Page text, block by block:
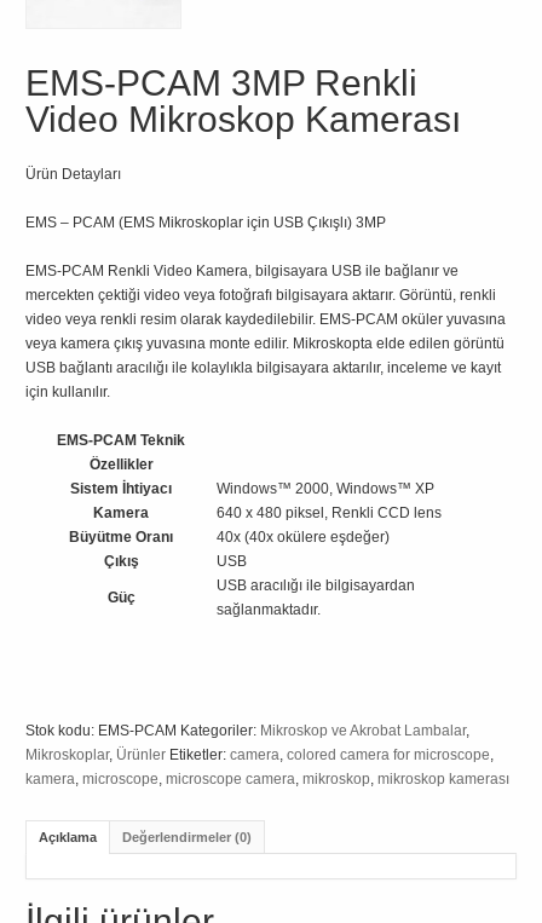
EMS-PCAM 3MP Renkli
Video Mikroskop Kamerası
Ürün Detayları
EMS – PCAM (EMS Mikroskoplar için USB Çıkışlı) 3MP
EMS-PCAM Renkli Video Kamera, bilgisayara USB ile bağlanır ve
mercekten çektiği video veya fotoğrafı bilgisayara aktarır. Görüntü, renkli
video veya renkli resim olarak kaydedilebilir. EMS-PCAM oküler yuvasına
veya kamera çıkış yuvasına monte edilir. Mikroskopta elde edilen görüntü
USB bağlantı aracılığı ile kolaylıkla bilgisayara aktarılır, inceleme ve kayıt
için kullanılır.
EMS-PCAM Teknik
Özellikler
Sistem İhtiyacı
Windows™ 2000, Windows™ XP
Kamera
640 x 480 piksel, Renkli CCD lens
Büyütme Oranı
40x (40x okülere eşdeğer)
Çıkış
USB
Güç
USB aracılığı ile bilgisayardan
sağlanmaktadır.
Stok kodu: EMS-PCAM Kategoriler: Mikroskop ve Akrobat Lambalar,
Mikroskoplar, Ürünler Etiketler:camera,colored camera for microscope,
kamera,microscope,microscope camera,mikroskop,mikroskop kamerası
Açıklama Değerlendirmeler (0)